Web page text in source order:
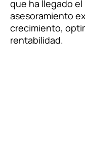
que ha llegado
asesoramiento
crecimiento,
rentabilidad.